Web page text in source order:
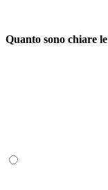
Quanto sono chiare